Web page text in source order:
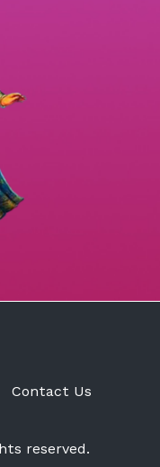
Contact Us
reserved.